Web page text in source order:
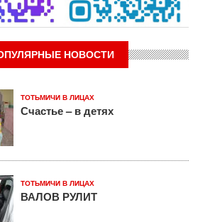
НОВОСТИ
ТОТЬМИЧИ В ЛИЦАХ
Счастье – в детях
ТОТЬМИЧИ В ЛИЦАХ
ВАЛОВ РУЛИТ